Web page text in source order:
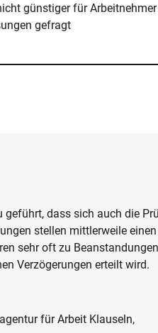
günstiger für
gefragt
geführt, dass sich auch die
stellen mittlerweile
sehr oft zu
Verzögerungen erteilt wird.
für Arbeit Klauseln,